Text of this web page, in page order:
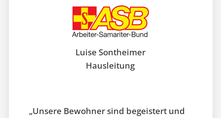
Luise Sontheimer
Hausleitung
„Unsere Bewohner sind begeistert und